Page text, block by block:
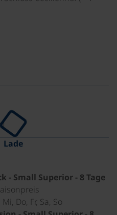
Lade
- Small Superior - 8 Tage
Do, Fr, Sa, So